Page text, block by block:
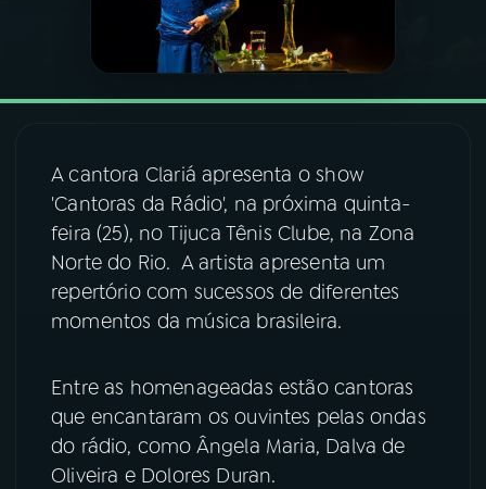
PODCASTS
06VIDEOCASTS
07ÚLTIMAS
08FESTIVAL DE MÚSICA
ACOMPANHE A RÁDIO NACIONAL
Instagram X
TikTok
A cantora Clariá apresenta o show
'Cantoras da Rádio', na próxima quinta-
feira (25), no Tijuca Tênis Clube, na Zona
Norte do Rio. A artista apresenta um
repertório com sucessos de diferentes
momentos da música brasileira.
Entre as homenageadas estão cantoras
que encantaram os ouvintes pelas ondas
do rádio, como Ângela Maria, Dalva de
Oliveira e Dolores Duran.